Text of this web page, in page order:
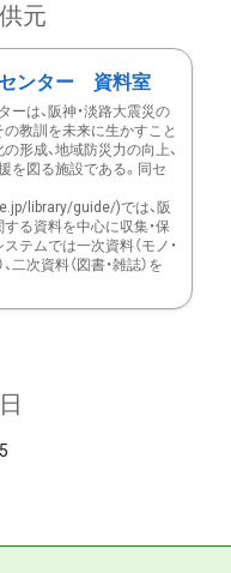
元
ンター 資料室
ーは、阪神・淡路大震災の
の教訓を未来に生かすこと
形成、地域防災力の向上、
を図る施設である。同セ
library/guide/)では、阪
する資料を中心に収集・保
テムでは一次資料（モノ・
二次資料（図書・雑誌）を